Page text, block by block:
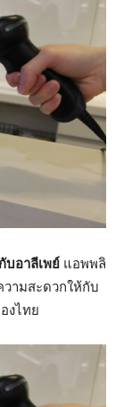
บอาลีเพย์ แอพพลิ
ามสะดวกให้กับ
งไทย